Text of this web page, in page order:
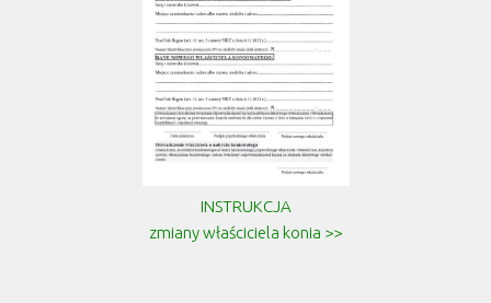
INSTRUKCJA
zmiany właściciela konia >>